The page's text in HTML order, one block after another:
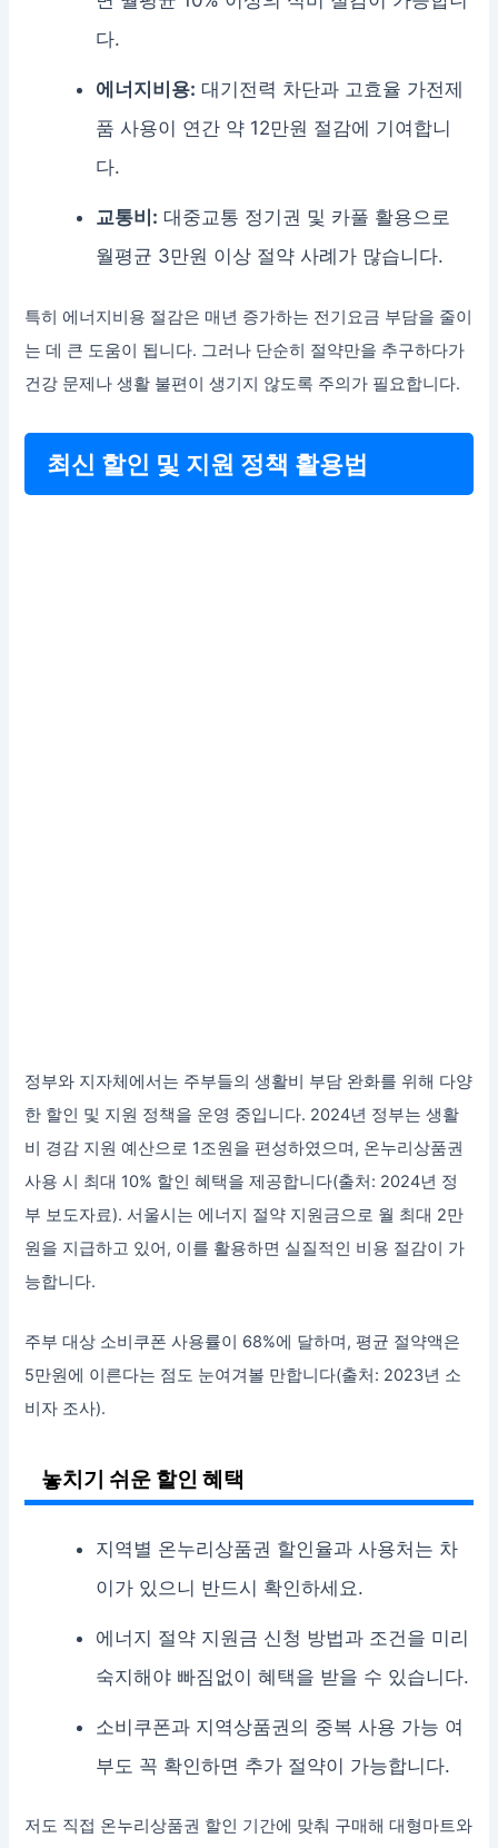
다.
에너지비용: 대기전력 차단과 고효율 가전제
품 사용이 연간 약 12만원 절감에 기여합니
다.
교통비: 대중교통 정기권 및 카풀 활용으로
월평균 3만원 이상 절약 사례가 많습니다.
특히 에너지비용 절감은 매년 증가하는 전기요금 부담을 줄이
는 데 큰 도움이 됩니다. 그러나 단순히 절약만을 추구하다가
건강 문제나 생활 불편이 생기지 않도록 주의가 필요합니다.
최신 할인 및 지원 정책 활용법
정부와 지자체에서는 주부들의 생활비 부담 완화를 위해 다양
한 할인 및 지원 정책을 운영 중입니다. 2024년 정부는 생활
비 경감 지원 예산으로 1조원을 편성하였으며, 온누리상품권
사용 시 최대 10% 할인 혜택을 제공합니다(출처: 2024년 정
부 보도자료). 서울시는 에너지 절약 지원금으로 월 최대 2만
원을 지급하고 있어, 이를 활용하면 실질적인 비용 절감이 가
능합니다.
주부 대상 소비쿠폰 사용률이 68%에 달하며, 평균 절약액은
5만원에 이른다는 점도 눈여겨볼 만합니다(출처: 2023년 소
비자 조사).
놓치기 쉬운 할인 혜택
지역별 온누리상품권 할인율과 사용처는 차
이가 있으니 반드시 확인하세요.
에너지 절약 지원금 신청 방법과 조건을 미리
숙지해야 빠짐없이 혜택을 받을 수 있습니다.
소비쿠폰과 지역상품권의 중복 사용 가능 여
부도 꼭 확인하면 추가 절약이 가능합니다.
저도 직접 온누리상품권 할인 기간에 맞춰 구매해 대형마트와